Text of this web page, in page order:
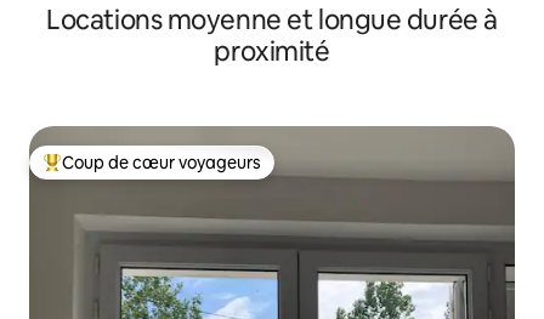
Locations moyenne et longue durée à
proximité
Coups de cœur voyageurs les plus appréciés
Coup de cœur voyageurs